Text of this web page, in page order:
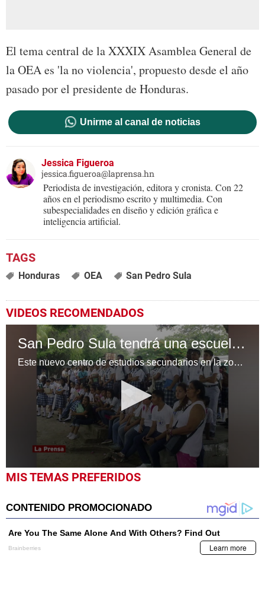
El tema central de la XXXIX Asamblea General de
la OEA es 'la no violencia', propuesto desde el año
pasado por el presidente de Honduras.
Unirme al canal de noticias
Jessica Figueroa
jessica.figueroa@laprensa.hn
Periodista de investigación, editora y cronista. Con 22
años en el periodismo escrito y multimedia. Con
subespecialidades en diseño y edición gráfica e
inteligencia artificial.
Honduras OEA San Pedro Sula
VIDEOS RECOMENDADOS
San Pedro Sula tendrá una escuela Normal Bilingüe
Este nuevo centro de estudios secundarios en la zona norte de Honduras abre la oportunidad nuevamente para todos aquellos jóvenes que están interesados en estudiar la carrera de Magisterio de Educación Básica Bilingüe para el I y II Ciclo.
0
seconds
minutes,
0
MIS TEMAS PREFERIDOS